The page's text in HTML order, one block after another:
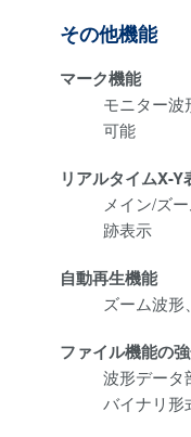
その他機能
マーク機能
モニター波
可能
リアルタイムX-Y
メイン/ズ
跡表示
自動再生機能
ズーム波
ファイル機能の
波形データ
バイナリ形